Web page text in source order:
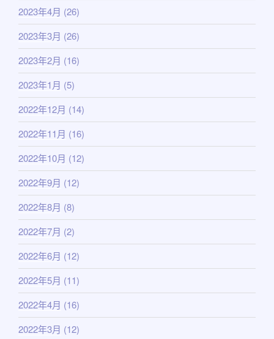
2023年4月 (26)
2023年3月 (26)
2023年2月 (16)
2023年1月 (5)
2022年12月 (14)
2022年11月 (16)
2022年10月 (12)
2022年9月 (12)
2022年8月 (8)
2022年7月 (2)
2022年6月 (12)
2022年5月 (11)
2022年4月 (16)
2022年3月 (12)